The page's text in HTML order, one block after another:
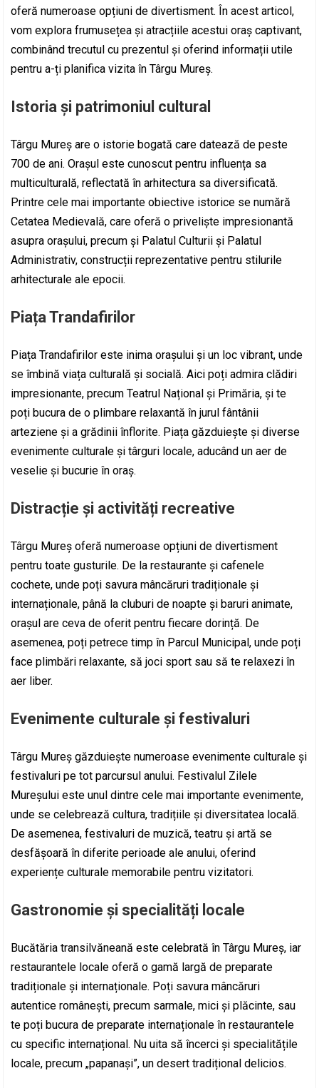
oferă numeroase opțiuni de divertisment. În acest articol,
vom explora frumusețea și atracțiile acestui oraș captivant,
combinând trecutul cu prezentul și oferind informații utile
pentru a-ți planifica vizita în Târgu Mureș.
Istoria și patrimoniul cultural
Târgu Mureș are o istorie bogată care datează de peste
700 de ani. Orașul este cunoscut pentru influența sa
multiculturală, reflectată în arhitectura sa diversificată.
Printre cele mai importante obiective istorice se numără
Cetatea Medievală, care oferă o priveliște impresionantă
asupra orașului, precum și Palatul Culturii și Palatul
Administrativ, construcții reprezentative pentru stilurile
arhitecturale ale epocii.
Piața Trandafirilor
Piața Trandafirilor este inima orașului și un loc vibrant, unde
se îmbină viața culturală și socială. Aici poți admira clădiri
impresionante, precum Teatrul Național și Primăria, și te
poți bucura de o plimbare relaxantă în jurul fântânii
arteziene și a grădinii înflorite. Piața găzduiește și diverse
evenimente culturale și târguri locale, aducând un aer de
veselie și bucurie în oraș.
Distracție și activități recreative
Târgu Mureș oferă numeroase opțiuni de divertisment
pentru toate gusturile. De la restaurante și cafenele
cochete, unde poți savura mâncăruri tradiționale și
internaționale, până la cluburi de noapte și baruri animate,
orașul are ceva de oferit pentru fiecare dorință. De
asemenea, poți petrece timp în Parcul Municipal, unde poți
face plimbări relaxante, să joci sport sau să te relaxezi în
aer liber.
Evenimente culturale și festivaluri
Târgu Mureș găzduiește numeroase evenimente culturale și
festivaluri pe tot parcursul anului. Festivalul Zilele
Mureșului este unul dintre cele mai importante evenimente,
unde se celebrează cultura, tradițiile și diversitatea locală.
De asemenea, festivaluri de muzică, teatru și artă se
desfășoară în diferite perioade ale anului, oferind
experiențe culturale memorabile pentru vizitatori.
Gastronomie și specialități locale
Bucătăria transilvăneană este celebrată în Târgu Mureș, iar
restaurantele locale oferă o gamă largă de preparate
tradiționale și internaționale. Poți savura mâncăruri
autentice românești, precum sarmale, mici și plăcinte, sau
te poți bucura de preparate internaționale în restaurantele
cu specific internațional. Nu uita să încerci și specialitățile
locale, precum „papanași”, un desert tradițional delicios.